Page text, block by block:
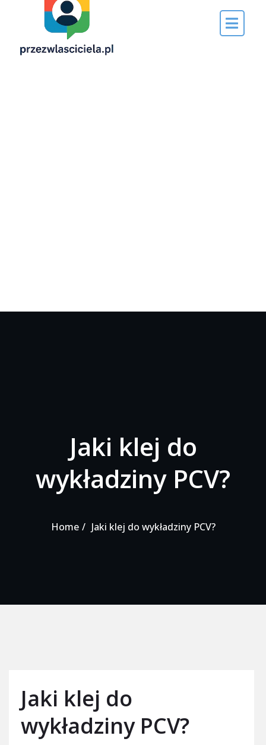
Jaki klej do
wykładziny PCV?
Home Jaki klej do wykładziny PCV?
Jaki klej do
wykładziny PCV?